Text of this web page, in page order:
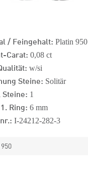
/ Feingehalt: Platin 950
Carat: 0,08 ct
w/si
Steine: Solitär
1
Ring: 6 mm
I-24212-282-3